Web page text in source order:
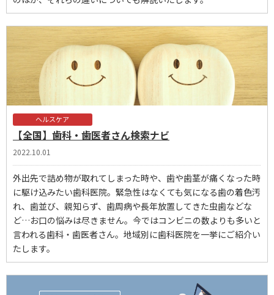
ヘルスケア
【全国】歯科・歯医者さん検索ナビ
2022.10.01
外出先で詰め物が取れてしまった時や、歯や歯茎が痛くなった時
に駆け込みたい歯科医院。緊急性はなくても気になる歯の着色汚
れ、歯並び、親知らず、歯周病や長年放置してきた虫歯などな
ど…お口の悩みは尽きません。今ではコンビニの数よりも多いと
言われる歯科・歯医者さん。地域別に歯科医院を一挙にご紹介い
たします。